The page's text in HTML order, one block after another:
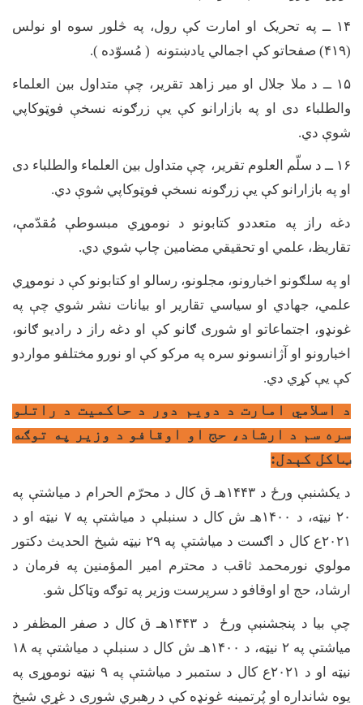
۱۴ ــ په تحریک او امارت کې رول، په څلور سوه او نولس
(۴۱۹) صفحاتو کې اجمالي یادښتونه ( مُسوّده ).
۱۵ ــ د ملا جلال او میر زاهد تقریر، چې متداول بین العلماء
والطلباء دی او په بازارانو کې یې زرګونه نسخې فوټوکاپي
شوې دي.
۱۶ ــ د سلّم العلوم تقریر، چې متداول بین العلماء والطلباء دی
او په بازارانو کې یې زرګونه نسخې فوټوکاپي شوې دي.
دغه راز په متعددو کتابونو د نوموړي مبسوطې مُقدّمې،
تقاریظ، علمي او تحقیقي مضامین چاپ شوي دي.
او په سلګونو اخبارونو، مجلونو، رسالو او کتابونو کې د نوموړي
علمي، جهادي او سیاسي تقاریر او بیانات نشر
شوي چې په
غونډو، اجتماعاتو او شوری ګانو کې او دغه راز د رادیو ګانو،
اخبارونو او آژانسونو سره په مرکو کې او نورو مختلفو مواردو
کې یې کړي دي.
د اسلامي امارت د دويم دور د حاکميت د راتلو
سره سم د ارشاد، حج او اوقافو د وزير په توګه
ټاکل کېدل:
د یکشنبې ورځ د ۱۴۴۳هـ ق کال د محرّم الحرام د میاشتې په
۲۰نیټه، د ۱۴۰۰هـ ش کال د سنبلې د میاشتې په۷ نیټه او د
۲۰۲۱ع کال د اګست د میاشتې په ۲۹نیټه شیخ الحدیث دکتور
مولوي نورمحمد ثاقب د محترم امیر المؤمنین په فرمان د
ارشاد، حج او اوقافو د سرپرست وزیر په توګه وټاکل شو.
چې بیا د پنجشنبې ورځ د ۱۴۴۳هـ ق کال د صفر المظفر د
میاشتې په۲ نیټه، د ۱۴۰۰هـ ش کال د سنبلې د میاشتې په ۱۸
نیټه او د ۲۰۲۱ع کال د ستمبر د میاشتې په ۹ نیټه نوموړی په
یوه شانداره او پُرتمینه غونډه کې د رهبري شوری د غړي شیخ